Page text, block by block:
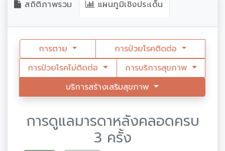
สถิติภาพรวม แผนภูมิเชิงประเด็น
การตาย
การป่วยโรคติดต่อ
การป่วยโรคไม่ติดต่อ
การบริการสุขภาพ
บริการสร้างเสริมสุขภาพ
การดูแลมารดาหลังคลอดครบ
3 ครั้ง